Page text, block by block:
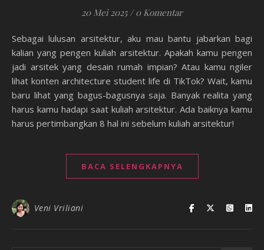
20 Mei 2025 / 0 Komentar
Sebagai lulusan arsitektur, aku mau bantu jabarkan bagi
kalian yang pengen kuliah arsitektur. Apakah kamu pengen
jadi arsitek yang desain rumah impian? Atau kamu ngiler
lihat konten architecture student life di TikTok? Wait, kamu
baru lihat yang bagus-bagusnya saja. Banyak realita yang
harus kamu hadapi saat kuliah arsitektur. Ada baiknya kamu
harus pertimbangkan 8 hal ini sebelum kuliah arsitektur!
BACA SELENGKAPNYA
Veni Vriliani